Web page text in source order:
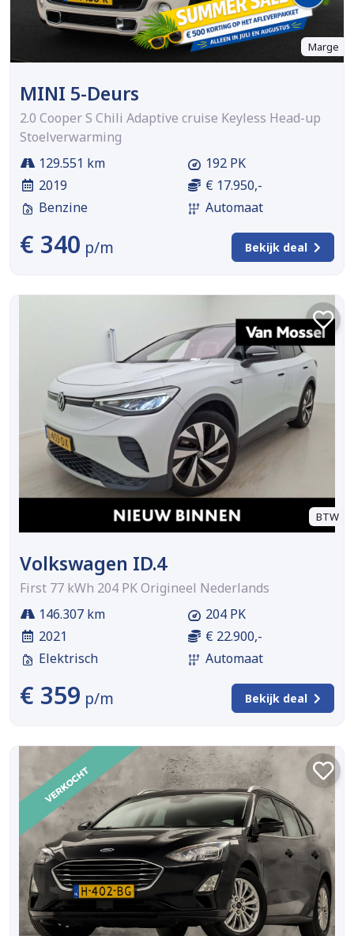
Marge
MINI 5-Deurs
2.0 Cooper S Chili Adaptive cruise Keyless Head-up
Stoelverwarming
129.551 km
2019
Benzine
192 PK
€ 17.950,-
Automaat
€ 340 p/m Bekijk deal
BTW
Volkswagen ID.4
First 77 kWh 204 PK Origineel Nederlands
146.307 km
2021
Elektrisch
204 PK
€ 22.900,-
Automaat
€ 359 p/m Bekijk deal